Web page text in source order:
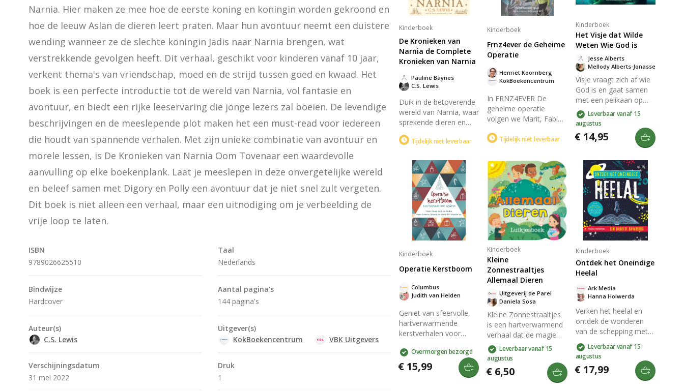
Narnia. Hier maken ze mee hoe de eerste koning en koningin worden gekroond en
hoe de leeuw Aslan de dieren leert praten. Maar hun avontuur neemt een duistere
wending wanneer ze de slechte koningin Jadis naar Narnia brengen, wat
verstrekkende gevolgen heeft. Dit verhaal, geschikt voor kinderen vanaf 10 jaar,
verkent thema's van vriendschap, moed en de strijd tussen goed en kwaad. Het
boek is een perfecte introductie tot de wereld van Narnia, vol fantasie en
avontuur, en biedt een rijke leeservaring die jonge lezers zal boeien. De levendige
beschrijvingen en de meeslepende plot maken het een must-read voor iedereen
die houdt van spannende verhalen. Met zijn unieke combinatie van avontuur en
morele lessen, is De Kronieken van Narnia Oom Tovenaar een waardevolle
aanvulling op elke boekenplank. Laat je meeslepen in deze onvergetelijke wereld
en beleef samen met Digory en Polly een avontuur dat je niet snel zult vergeten.
Dit boek is niet alleen een verhaal, maar een uitnodiging om je verbeelding de
vrije loop te laten.
ISBN
9789026625510
Taal
Nederlands
Bindwijze
Hardcover
Aantal pagina's
144 pagina's
Auteur(s)
C.S. Lewis
Uitgever(s)
KokBoekencentrum
VBK Uitgevers
Verschijningsdatum
31 mei 2022
Druk
1
Kinderboek
De Kronieken van
Narnia de Complete
Kronieken van Narnia
C.S. Lewis
Pauline Baynes
Duik in de betoverende
wereld van Narnia, waar
sprekende dieren en
samenkomen in epische
avonturen van de
Pevensie-kinderen en
de machtige leeuw
Aslan terwijl ze strijden
voor het goede in dit
klassieke verhaal
boordevol magie en
moed.
Tijdelijk niet leverbaar
Kinderboek
Frnz4ever de Geheime
Operatie
KokBoekencentrum
Henriët Koornberg
In FRNZ4EVER De
geheime operatie
volgen we Marit, Fabio,
vrienden uit groep 8, in
talenten en een
spannend mysterie rond
hun nieuwe
buurvrouwen. Een
verhaal vol vriendschap
en avontuur dat je
meeneemt in hun
geheime onderzoek.
Perfect voor
nieuwsgierige jonge
lezers.
Tijdelijk niet leverbaar
Kinderboek
Het Visje dat Wilde
Weten Wie God is
Mellody Alberts-Jonasse
Jesse Alberts
Visje vraagt zich af wie
God is en gaat samen
met een pelikaan op
reis langs wonderen van
de schepping. Door
kleurrijke illustraties en
eenvoudige
voorbeelden wordt op
een begrijpelijke manier
uitgelegd wie God is
voor jonge kinderen.
Leverbaar vanaf 15
augustus
€ 14,95
Kinderboek
Operatie Kerstboom
Judith van Helden
Columbus
Geniet van sfeervolle,
hartverwarmende
kerstverhalen voor
Perfect om zelf te lezen
of voor te lezen op
school, in de kerk of
Overmorgen bezorgd
€ 15,99
Kinderboek
Kleine
Zonnestraaltjes
Allemaal Dieren
Daniela Sosa
Uitgeverij de Parel
Kleine Zonnestraaltjes
is een hartverwarmend
verhaal dat de magie
van dieren en hun
unieke vriendschappen
viert. De sfeervolle
illustraties en
betoverende teksten
Leverbaar vanaf 15
augustus
€ 6,50
Kinderboek
Ontdek het Oneindige
Heelal
Hanna Holwerda
Ark Media
Verken het heelal en
ontdek de wonderen
van de schepping met
dit boek vol
verrassende informatie,
boeiende proefjes en
interactieve opdrachten.
Leer over planeten,
Leverbaar vanaf 15
augustus
€ 17,99